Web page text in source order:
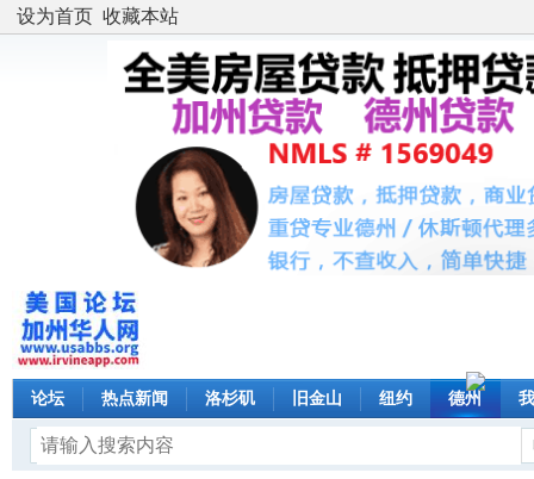
设为首页 收藏本站
论坛 热点新闻 洛杉矶 旧金山 纽约 德州